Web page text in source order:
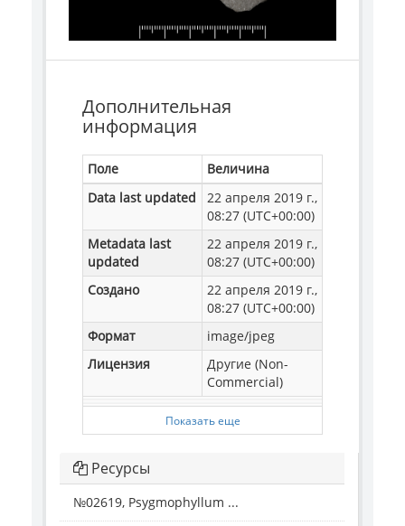
Дополнительная
информация
Поле
Величина
Data last updated
22 апреля 2019 г.,
08:27 (UTC+00:00)
Metadata last
updated
22 апреля 2019 г.,
08:27 (UTC+00:00)
Создано
22 апреля 2019 г.,
08:27 (UTC+00:00)
Формат
image/jpeg
Лицензия
Другие (Non-
Commercial)
Показать еще
Ресурсы
№02619, Psygmophyllum ...